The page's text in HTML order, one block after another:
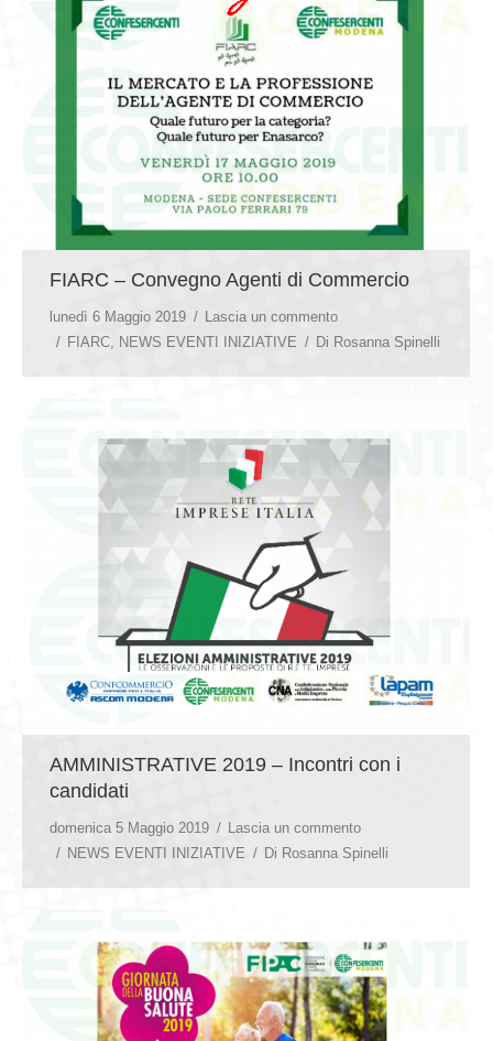
FIARC – Convegno Agenti di Commercio
lunedì 6 Maggio 2019
Lascia un commento
FIARC, NEWS EVENTI INIZIATIVE Di Rosanna Spinelli
AMMINISTRATIVE 2019 – Incontri con i
candidati
domenica 5 Maggio 2019
Lascia un commento
NEWS EVENTI INIZIATIVE
Di Rosanna Spinelli